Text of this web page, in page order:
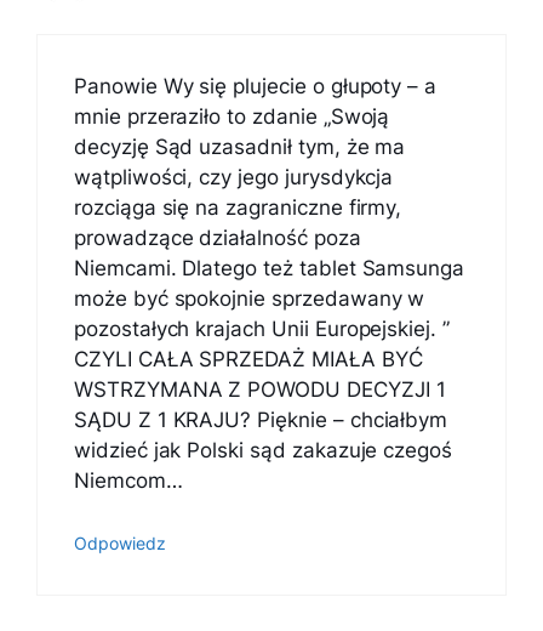
Panowie Wy się plujecie o głupoty – a
mnie przeraziło to zdanie „Swoją
decyzję Sąd uzasadnił tym, że ma
wątpliwości, czy jego jurysdykcja
rozciąga się na zagraniczne firmy,
prowadzące działalność poza
Niemcami. Dlatego też tablet Samsunga
może być spokojnie sprzedawany w
pozostałych krajach Unii Europejskiej. ”
CZYLI CAŁA SPRZEDAŻ MIAŁA BYĆ
WSTRZYMANA Z POWODU DECYZJI 1
SĄDU Z 1 KRAJU? Pięknie – chciałbym
widzieć jak Polski sąd zakazuje czegoś
Niemcom…
Odpowiedz